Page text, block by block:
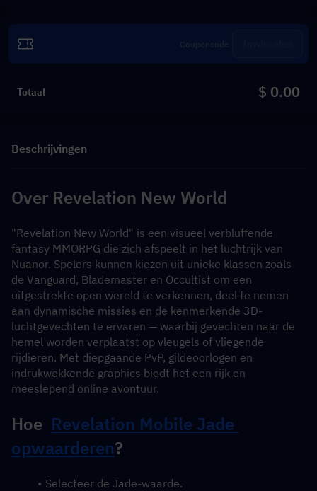
Totaal $ 0.00
Beschrijvingen
Over Revelation New World
"Revelation New World" is een visueel verbluffende
fantasy MMORPG die zich afspeelt in het luchtrijk van
Nuanor. Spelers kunnen kiezen uit unieke klassen zoals
de Vanguard, Blademaster en Occultist om een
uitgestrekte open wereld te verkennen, deel te nemen
aan dynamische missies en de kenmerkende 3D-
luchtgevechten te ervaren — waarbij gevechten naar de
hemel worden verplaatst op vleugels of vliegende
rijdieren. Met diepgaande PvP, gildeoorlogen en
indrukwekkende graphics biedt het een rijk en
meeslepend online avontuur.
Hoe Revelation Mobile Jade
opwaarderen?
Selecteer de Jade-waarde.